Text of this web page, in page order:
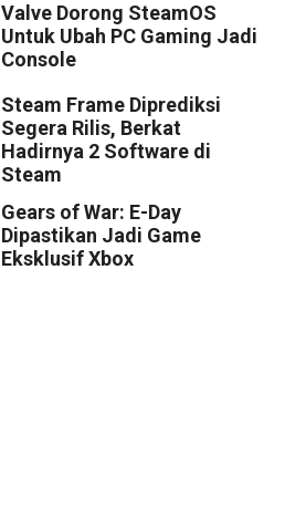
Valve Dorong SteamOS
Untuk Ubah PC Gaming Jadi
Console
Steam Frame Diprediksi
Segera Rilis, Berkat
Hadirnya 2 Software di
Steam
Gears of War: E-Day
Dipastikan Jadi Game
Eksklusif Xbox